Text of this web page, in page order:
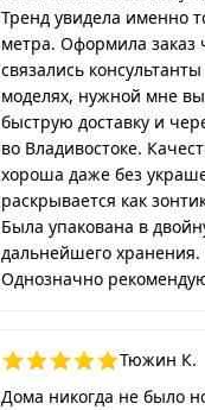
Тренд увидела именно
метра. Оформила заказ
связались
моделях, нужной мне
быструю доставку и
во Владивостоке.
хороша даже без
раскрывается как
Была упакована в
дальнейшего хранения.
Однозначно
Тюжин К.
Дома никогда не было